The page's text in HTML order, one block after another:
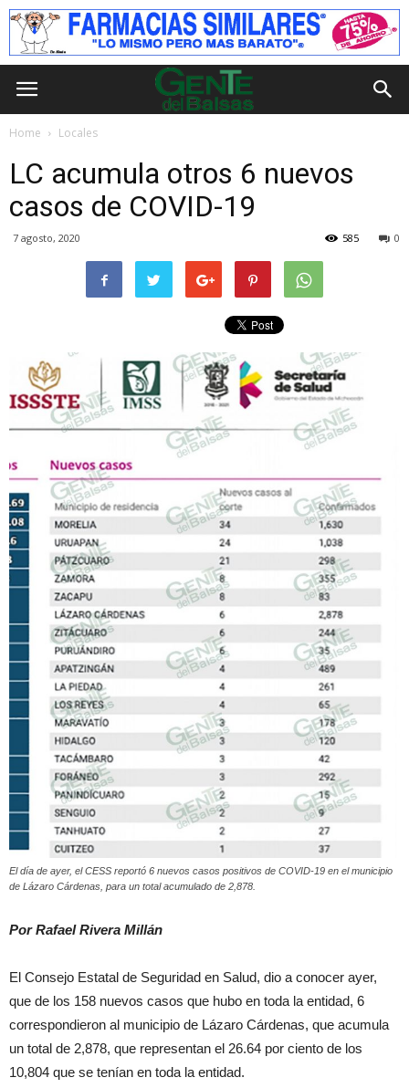
Home Locales
LC acumula otros 6 nuevos
casos de COVID-19
7 agosto, 2020 0
585
El día de ayer, el CESS reportó 6 nuevos casos positivos de COVID-19 en el municipio
de Lázaro Cárdenas, para un total acumulado de 2,878.
Por Rafael Rivera Millán
El Consejo Estatal de Seguridad en Salud, dio a conocer ayer,
que de los 158 nuevos casos que hubo en toda la entidad, 6
correspondieron al municipio de Lázaro Cárdenas, que acumula
un total de 2,878, que representan el 26.64 por ciento de los
10,804 que se tenían en toda la entidad.